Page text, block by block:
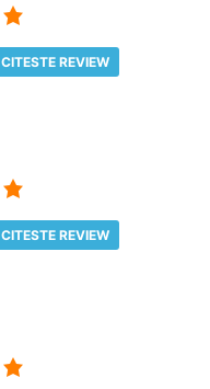
CITESTE REVIEW
CITESTE REVIEW